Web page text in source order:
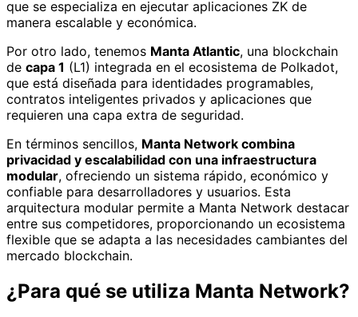
que se especializa en ejecutar aplicaciones ZK de
manera escalable y económica.
Por otro lado, tenemos Manta Atlantic, una blockchain
de capa 1 (L1) integrada en el ecosistema de Polkadot,
que está diseñada para identidades programables,
contratos inteligentes privados y aplicaciones que
requieren una capa extra de seguridad.
En términos sencillos, Manta Network combina
privacidad y escalabilidad con una infraestructura
modular, ofreciendo un sistema rápido, económico y
confiable para desarrolladores y usuarios. Esta
arquitectura modular permite a Manta Network destacar
entre sus competidores, proporcionando un ecosistema
flexible que se adapta a las necesidades cambiantes del
mercado blockchain.
¿Para qué se utiliza Manta Network?